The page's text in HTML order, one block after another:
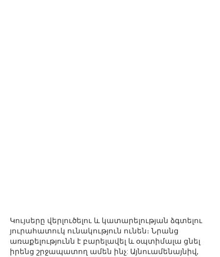
Կույսերը վերլուծելու և կատարելության ձգտելու
յուրահատուկ ունակություն ունեն։ Նրանց
առաքելությունն է բարելավել և օպտիմալա ցնել
իրենց շրջապատող ամեն ինչ: Այնուամենայնիվ,